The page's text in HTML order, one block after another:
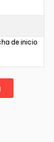
de inicio